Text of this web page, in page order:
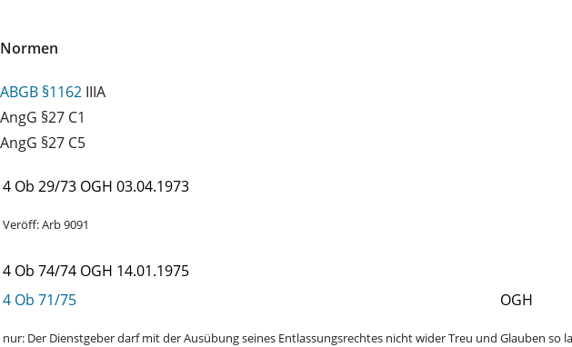
Normen
ABGB §1162 IIIA
AngG §27 C1
AngG §27 C5
4 Ob 29/73 OGH 03.04.1973
Veröff: Arb 9091
4 Ob 74/74 OGH 14.01.1975
4 Ob 71/75
OGH
nur: Der Dienstgeber darf mit der Ausübung seines Entlassungsrechtes nicht wider Treu und Glauben